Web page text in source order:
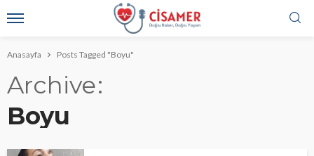
Anasayfa Posts Tagged "Boyu"
Archive
Boyu